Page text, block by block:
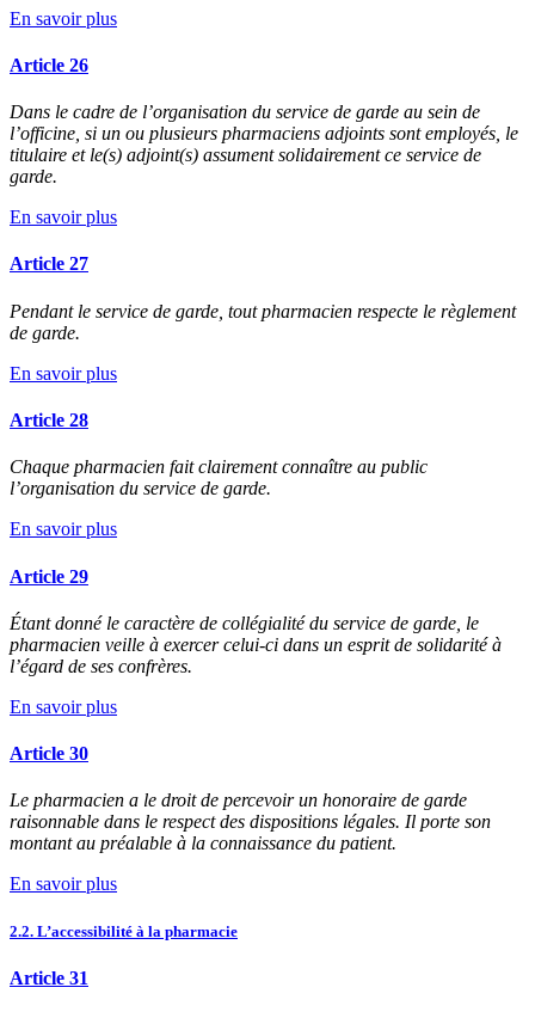
En savoir plus
Article 26
Dans le cadre de l’organisation du service de garde au sein de
l’officine, si un ou plusieurs pharmaciens adjoints sont employés, le
titulaire et le(s) adjoint(s) assument solidairement ce service de
garde.
En savoir plus
Article 27
Pendant le service de garde, tout pharmacien respecte le règlement
de garde.
En savoir plus
Article 28
Chaque pharmacien fait clairement connaître au public
l’organisation du service de garde.
En savoir plus
Article 29
Étant donné le caractère de collégialité du service de garde, le
pharmacien veille à exercer celui-ci dans un esprit de solidarité à
l’égard de ses confrères.
En savoir plus
Article 30
Le pharmacien a le droit de percevoir un honoraire de garde
raisonnable dans le respect des dispositions légales. Il porte son
montant au préalable à la connaissance du patient.
En savoir plus
2.2. L’accessibilité à la pharmacie
Article 31